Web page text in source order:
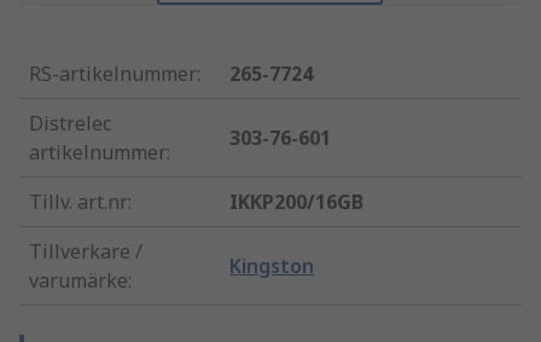
RS-artikelnummer:
265-7724
Distrelec
artikelnummer:
303-76-601
Tillv. art.nr:
IKKP200/16GB
Tillverkare /
varumärke:
Kingston